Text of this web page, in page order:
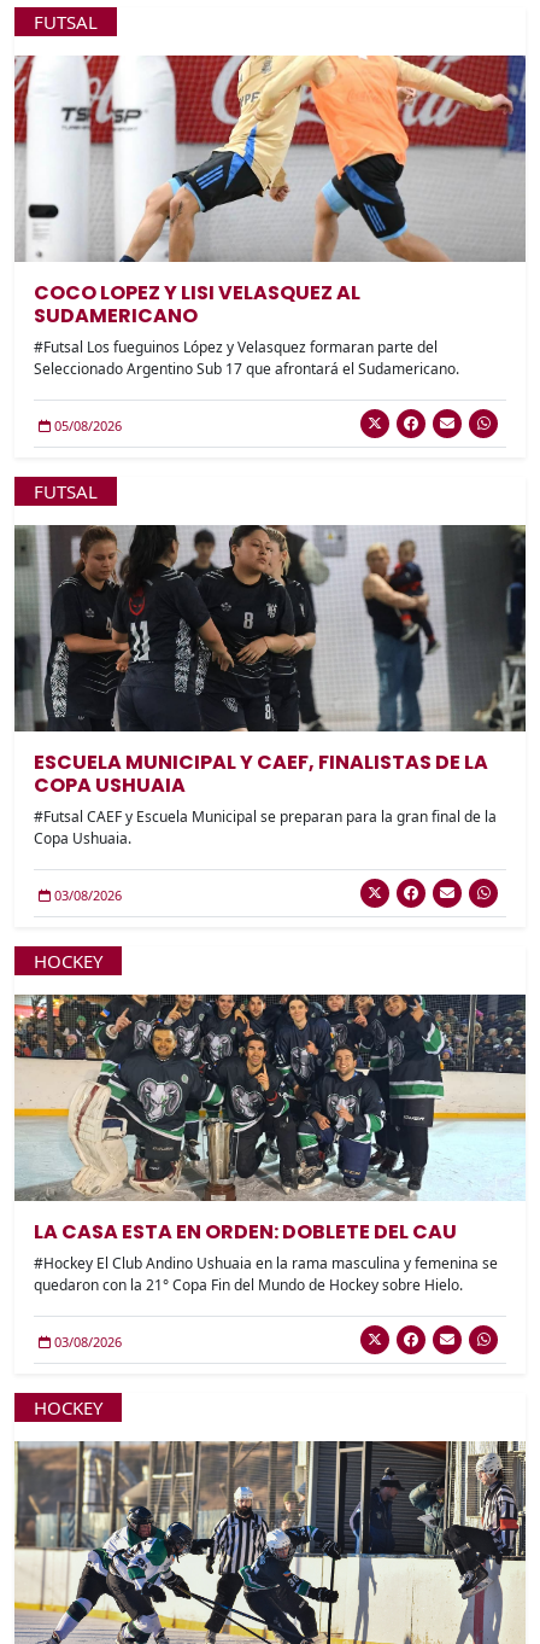
FUTSAL
COCO LOPEZ Y LISI VELASQUEZ AL
SUDAMERICANO
#Futsal Los fueguinos López y Velasquez formaran parte del
Seleccionado Argentino Sub 17 que afrontará el Sudamericano.
05/08/2026
FUTSAL
ESCUELA MUNICIPAL Y CAEF, FINALISTAS DE LA
COPA USHUAIA
#Futsal CAEF y Escuela Municipal se preparan para la gran final de la
Copa Ushuaia.
03/08/2026
HOCKEY
LA CASA ESTA EN ORDEN: DOBLETE DEL CAU
#Hockey El Club Andino Ushuaia en la rama masculina y femenina se
quedaron con la 21° Copa Fin del Mundo de Hockey sobre Hielo.
03/08/2026
HOCKEY